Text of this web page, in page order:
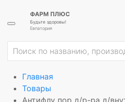
ФАРМ ПЛЮС
Будьте здоровы!
Евпатория
Главная
Товары
Антифлу пор д/р-ра д/